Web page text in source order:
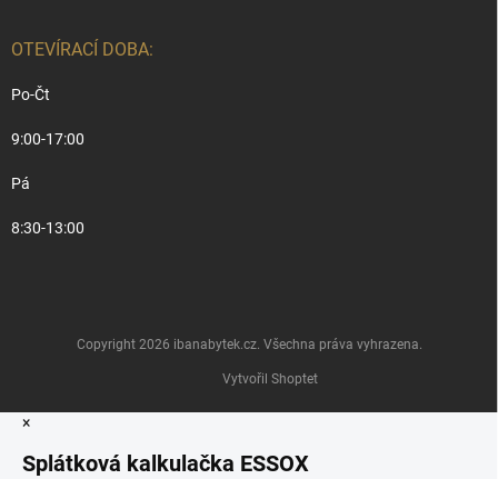
OTEVÍRACÍ DOBA:
Po-Čt
9:00-17:00
Pá
8:30-13:00
Vytvořil Shoptet
Copyright 2026 ibanabytek.cz. Všechna práva vyhrazena.
×
Splátková kalkulačka ESSOX